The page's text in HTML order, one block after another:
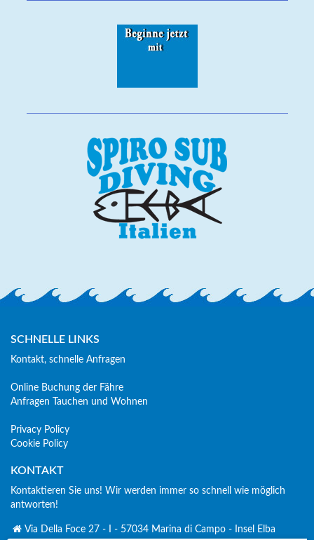
SCHNELLE LINKS
Kontakt, schnelle Anfragen
Online Buchung der Fähre
Anfragen Tauchen und Wohnen
Privacy Policy
Cookie Policy
KONTAKT
Kontaktieren Sie uns! Wir werden immer so schnell wie möglich
antworten!
Via Della Foce 27 - I - 57034 Marina di Campo - Insel Elba